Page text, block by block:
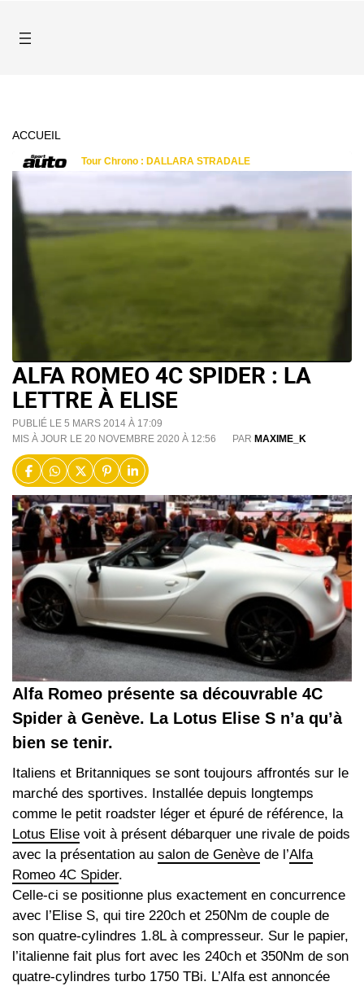
ACCUEIL
ALFA ROMEO 4C SPIDER : LA
LETTRE À ELISE
PUBLIÉ LE 5 MARS 2014 À 17:09
MIS À JOUR LE 20 NOVEMBRE 2020 À 12:56
PAR MAXIME_K
Alfa Romeo présente sa découvrable 4C
Spider à Genève. La Lotus Elise S n’a qu’à
bien se tenir.
Italiens et Britanniques se sont toujours affrontés sur le
marché des sportives. Installée depuis longtemps
comme le petit roadster léger et épuré de référence, la
Lotus Elise voit à présent débarquer une rivale de poids
avec la présentation au salon de Genève de l’Alfa
Romeo 4C Spider.
Celle-ci se positionne plus exactement en concurrence
avec l’Elise S, qui tire 220ch et 250Nm de couple de
son quatre-cylindres 1.8L à compresseur. Sur le papier,
l’italienne fait plus fort avec les 240ch et 350Nm de son
quatre-cylindres turbo 1750 TBi. L’Alfa est annoncée